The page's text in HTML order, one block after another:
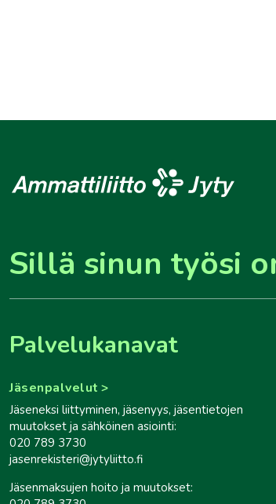
Sillä sinun työsi
Palvelukanavat
Jäsenpalvelut
Jäseneksi liittyminen, jäsenyys, jäsentietojen
muutokset ja sähköinen asiointi:
020 789 3730
jasenrekisteri@jytyliitto.fi
Jäsenmaksujen hoito ja muutokset: